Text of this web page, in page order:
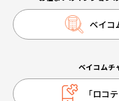
ベイコ
ベイコムチ
「ロコ